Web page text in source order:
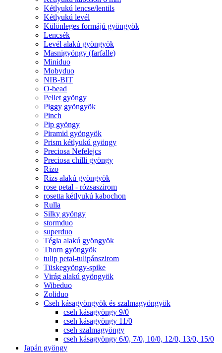
Kétlyukú lencse/lentils
Kétlyukú levél
Különleges formájú gyöngyök
Lencsék
Levél alakú gyöngyök
Masnigyöngy (farfalle)
Miniduo
Mobyduo
NIB-BIT
O-bead
Pellet gyöngy
Piggy gyöngyök
Pinch
Pip gyöngy
Piramid gyöngyök
Prism kétlyukú gyöngy
Preciosa Nefelejcs
Preciosa chilli gyöngy
Rizo
Rizs alakú gyöngyök
rose petal - rózsaszirom
rosetta kétlyukú kabochon
Rulla
Silky gyöngy
stormduo
superduo
Tégla alakú gyöngyök
Thorn gyöngyök
tulip petal-tulipánszirom
Tüskegyöngy-spike
Virág alakú gyöngyök
Wibeduo
Zoliduo
Cseh kásagyöngyök és szalmagyöngyök
cseh kásagyöngy 9/0
cseh kásagyöngy 11/0
cseh szalmagyöngy
cseh kásagyöngy 6/0, 7/0, 10/0, 12/0, 13/0, 15/0
Japán gyöngy